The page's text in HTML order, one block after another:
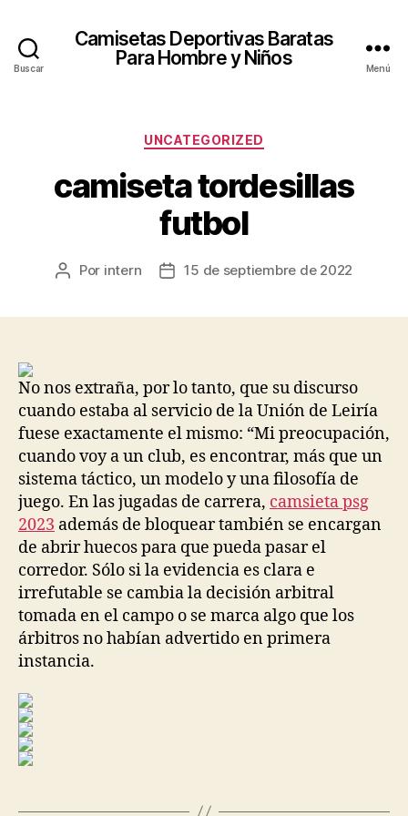
Buscar
Camisetas Deportivas Baratas
Para Hombre y Niños
Menú
Categorías
UNCATEGORIZED
camiseta tordesillas
futbol
Autor
Por intern
Fecha15 de septiembre de 2022
No nos extraña, por lo tanto, que su discurso
cuando estaba al servicio de la Unión de Leiría
fuese exactamente el mismo: “Mi preocupación,
cuando voy a un club, es encontrar, más que un
sistema táctico, un modelo y una filosofía de
juego. En las jugadas de carrera, camsieta psg
2023 además de bloquear también se encargan
de abrir huecos para que pueda pasar el
corredor. Sólo si la evidencia es clara e
irrefutable se cambia la decisión arbitral
tomada en el campo o se marca algo que los
árbitros no habían advertido en primera
instancia.